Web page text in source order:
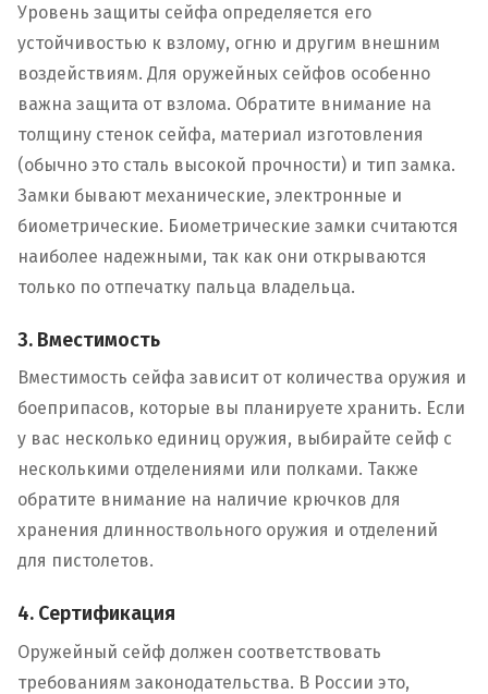
Уровень защиты сейфа определяется его
устойчивостью к взлому, огню и другим внешним
воздействиям. Для оружейных сейфов особенно
важна защита от взлома. Обратите внимание на
толщину стенок сейфа, материал изготовления
(обычно это сталь высокой прочности) и тип замка.
Замки бывают механические, электронные и
биометрические. Биометрические замки считаются
наиболее надежными, так как они открываются
только по отпечатку пальца владельца.
3. Вместимость
Вместимость сейфа зависит от количества оружия и
боеприпасов, которые вы планируете хранить. Если
у вас несколько единиц оружия, выбирайте сейф с
несколькими отделениями или полками. Также
обратите внимание на наличие крючков для
хранения длинноствольного оружия и отделений
для пистолетов.
4. Сертификация
Оружейный сейф должен соответствовать
требованиям законодательства. В России это,